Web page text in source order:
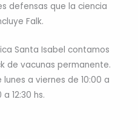
defensas que la ciencia
Falk.
Santa Isabel contamos
de vacunas permanente.
a viernes de 10:00 a
12:30 hs.